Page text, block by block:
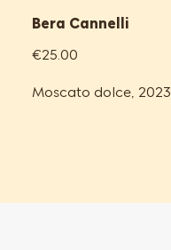
Bera Cannelli
€25.00
Moscato dolce, 2023